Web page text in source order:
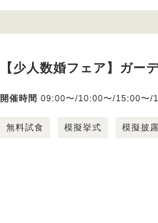
【少人数婚フェア】ガー
開催時間 09:00〜/10:00〜/15:00〜/
無料試食 模擬挙式 模擬披